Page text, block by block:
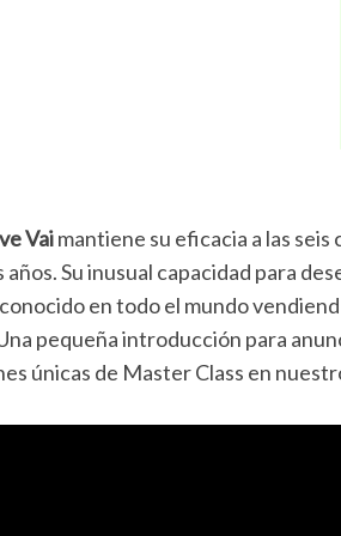
Vaimantiene su eficacia a las
años. Su inusual capacidad para
en todo el mundo
pequeña introducción para
únicas de Master Class en